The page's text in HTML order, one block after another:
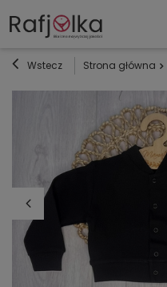
Wstecz Strona główna